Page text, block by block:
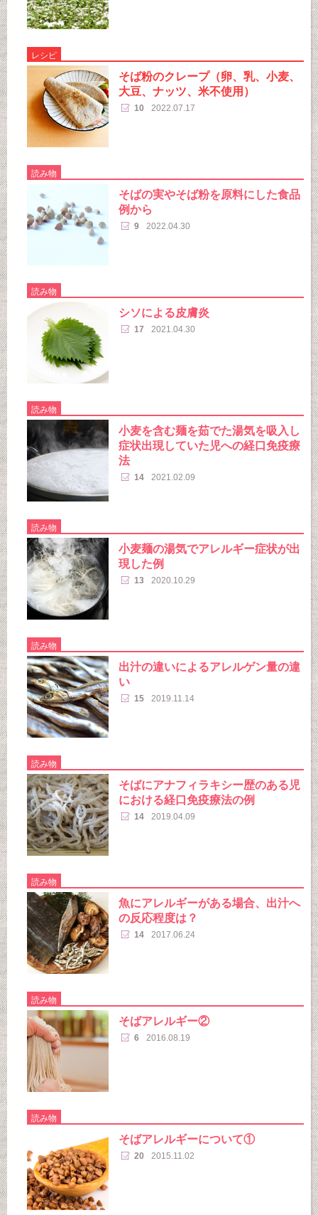
レシピ
そば粉のクレープ（卵、乳、小麦、
大豆、ナッツ、米不使用）
10 2022.07.17
読み物
そばの実やそば粉を原料にした食品
例から
9 2022.04.30
読み物
シソによる皮膚炎
17 2021.04.30
読み物
小麦を含む麺を茹でた湯気を吸入し
症状出現していた児への経口免疫療
法
14 2021.02.09
読み物
小麦麺の湯気でアレルギー症状が出
現した例
13 2020.10.29
読み物
出汁の違いによるアレルゲン量の違
い
15 2019.11.14
読み物
そばにアナフィラキシー歴のある児
における経口免疫療法の例
14 2019.04.09
読み物
魚にアレルギーがある場合、出汁へ
の反応程度は？
14 2017.06.24
読み物
そばアレルギー②
6 2016.08.19
読み物
そばアレルギーについて①
20 2015.11.02